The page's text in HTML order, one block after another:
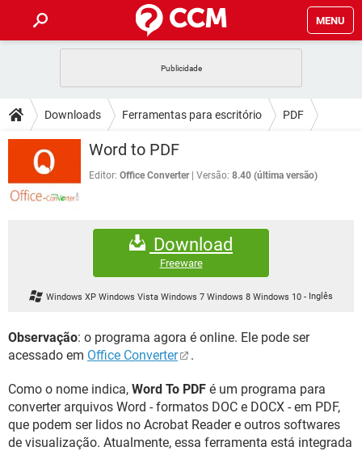
MENU
CELULAR FACEBOOK
OUTLOOK
INSTAGRAM GMAIL
GUIA DE COMPRAS
DICAS
JOGOS
CELULAR
OUTLOOK
JOGOS WHATSAPP
CELULAR
EXCEL
GMAIL
FÓRUM
FACEBOOK
EXCEL
INSTAGRAM GMAIL
WHATSAPP
INSTAGRAM GMAIL
Downloads Ferramentas para escritório PDF
Word to PDF
Editor: Office Converter Versão: 8.40 (última versão)
Download
Freeware
Windows XP Windows Vista Windows 7 Windows 8 Windows 10 - Inglês
Observação: o programa agora é online. Ele pode ser
acessado em Office Converter .
Como o nome indica, Word To PDF é um programa para
converter arquivos Word - formatos DOC e DOCX - em PDF,
que podem ser lidos no Acrobat Reader e outros softwares
de visualização. Atualmente, essa ferramenta está integrada